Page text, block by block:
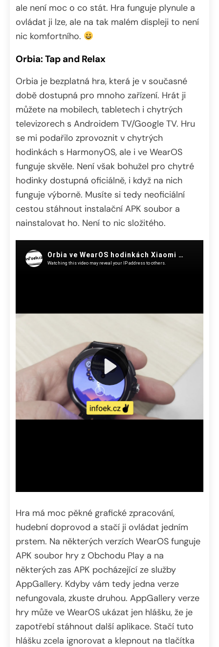
ale není moc o co stát. Hra funguje plynule a
ovládat ji lze, ale na tak malém displeji to není
nic komfortního.
Orbia: Tap and Relax
Orbia je bezplatná hra, která je v současné
době dostupná pro mnoho zařízení. Hrát ji
můžete na mobilech, tabletech i chytrých
televizorech s Androidem TV/Google TV. Hru
se mi podařilo zprovoznit v chytrých
hodinkách s HarmonyOS, ale i ve WearOS
funguje skvěle. Není však bohužel pro chytré
hodinky dostupná oficiálně, i když na nich
funguje výborně. Musíte si tedy neoficiální
cestou stáhnout instalační APK soubor a
nainstalovat ho. Není to nic složitého.
Hra má moc pěkné grafické zpracování,
hudební doprovod a stačí ji ovládat jedním
prstem. Na některých verzích WearOS funguje
APK soubor hry z Obchodu Play a na
některých zas APK pocházející ze služby
AppGallery. Kdyby vám tedy jedna verze
nefungovala, zkuste druhou. AppGallery verze
hry může ve WearOS ukázat jen hlášku, že je
zapotřebí stáhnout další aplikace. Stačí tuto
hlášku zcela ignorovat a klepnout na tlačítka